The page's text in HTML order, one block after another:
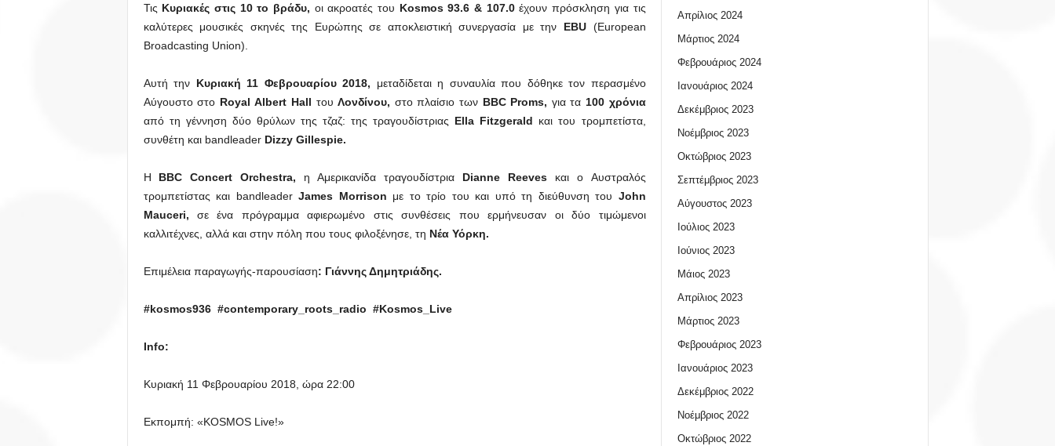
Τις Κυριακές στις 10 το βράδυ, οι ακροατές του Kosmos 93.6 & 107.0έχουν πρόσκληση για τις
καλύτερες μουσικές σκηνές της Ευρώπης σε αποκλειστική συνεργασία με την EBU(European
Broadcasting Union).
Αυτή την Κυριακή 11 Φεβρουαρίου 2018, μεταδίδεται η συναυλία που δόθηκε τον περασμένο
Αύγουστο στο Royal Albert Hall τουΛονδίνου, στο πλαίσιο των BBC Proms, για τα 100 χρόνια
από τη γέννηση δύο θρύλων της τζαζ: της τραγουδίστριας Ella Fitzgerald και του τρομπετίστα,
συνθέτη και bandleader Dizzy Gillespie.
H BBC Concert Orchestra, η Αμερικανίδα τραγουδίστρια Dianne Reevesκαι o Αυστραλός
τρομπετίστας και bandleader James Morrison με το τρίο του και υπό τη διεύθυνση του John
Mauceri, σε ένα πρόγραμμα αφιερωμένο στις συνθέσεις που ερμήνευσαν οι δύο τιμώμενοι
καλλιτέχνες, αλλά και στην πόλη που τους φιλοξένησε, τη Νέα Υόρκη.
Επιμέλεια παραγωγής-παρουσίαση: Γιάννης Δημητριάδης.
#kosmos936 #contemporary_roots_radio #Kosmos_Live
Info:
Κυριακή 11 Φεβρουαρίου 2018, ώρα 22:00
Εκπομπή: «KOSMOS Live!»
Απρίλιος 2024
Μάρτιος 2024
Φεβρουάριος 2024
Ιανουάριος 2024
Δεκέμβριος 2023
Νοέμβριος 2023
Οκτώβριος 2023
Σεπτέμβριος 2023
Αύγουστος 2023
Ιούλιος 2023
Ιούνιος 2023
Μάιος 2023
Απρίλιος 2023
Μάρτιος 2023
Φεβρουάριος 2023
Ιανουάριος 2023
Δεκέμβριος 2022
Νοέμβριος 2022
Οκτώβριος 2022